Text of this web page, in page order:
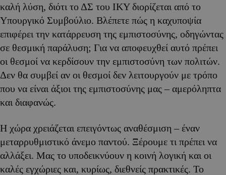
καλή λύση, διότι το ΔΣ του ΙΚΥ διορίζεται από το
Υπουργικό Συμβούλιο. Βλέπετε πώς η καχυποψία
επιφέρει την κατάρρευση της εμπιστοσύνης, οδηγώντας
σε θεσμική παράλυση; Για να αποφευχθεί αυτό πρέπει
οι θεσμοί να κερδίσουν την εμπιστοσύνη των πολιτών.
Δεν θα συμβεί αν οι θεσμοί δεν λειτουργούν με τρόπο
που να είναι άξιοι της εμπιστοσύνης μας – αμερόληπτα
και διαφανώς.
Η χώρα χρειάζεται επειγόντως αναθέσμιση – έναν
μεταρρυθμιστικό άνεμο παντού. Ξέρουμε τι πρέπει να
αλλάξει. Μας το υποδεικνύουν η κοινή λογική και οι
καλές εγχώριες και, κυρίως, διεθνείς πρακτικές. Το